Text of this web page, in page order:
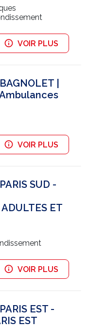
VOIR PLUS
|
VOIR PLUS
SUD -
ET
VOIR PLUS
EST -
EST